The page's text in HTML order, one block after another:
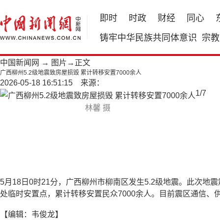
即时 时政 财经 同心
铸牢中华民族共同体意识 宗教
中国新闻网 → 图片 →正文
广西柳州5.2级地震致房屋损毁 累计转移安置7000余人
2026-05-18 16:51:15 来源：
林馨 摄
1/7
5月18日0时21分，广西柳州市柳南区发生5.2级地震。此次地
处临时安置点，累计转移安置民众7000余人。目前震区通信
【编辑：韦俊龙】